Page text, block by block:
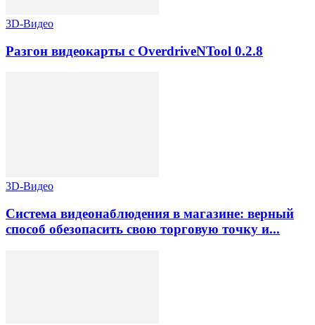
3D-Видео
Разгон видеокарты с OverdriveNTool 0.2.8
3D-Видео
Система видеонаблюдения в магазине: верный
способ обезопасить свою торговую точку и...